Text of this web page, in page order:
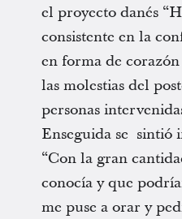
el proyecto danés
consistente en la
en forma de
las molestias del
personas
Enseguida se sintió
“Con la gran
conocía y que
me puse a orar y